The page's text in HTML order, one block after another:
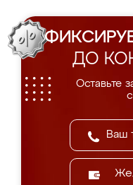
ДО
Оставьте